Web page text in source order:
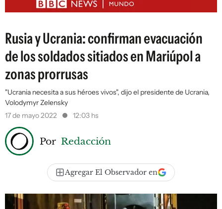
Rusia y Ucrania: confirman evacuación
de los soldados sitiados en Mariúpol a
zonas prorrusas
"Ucrania necesita a sus héroes vivos", dijo el presidente de Ucrania,
Volodymyr Zelensky
17 de mayo 2022
12:03 hs
Por Redacción
Agregar El Observador en